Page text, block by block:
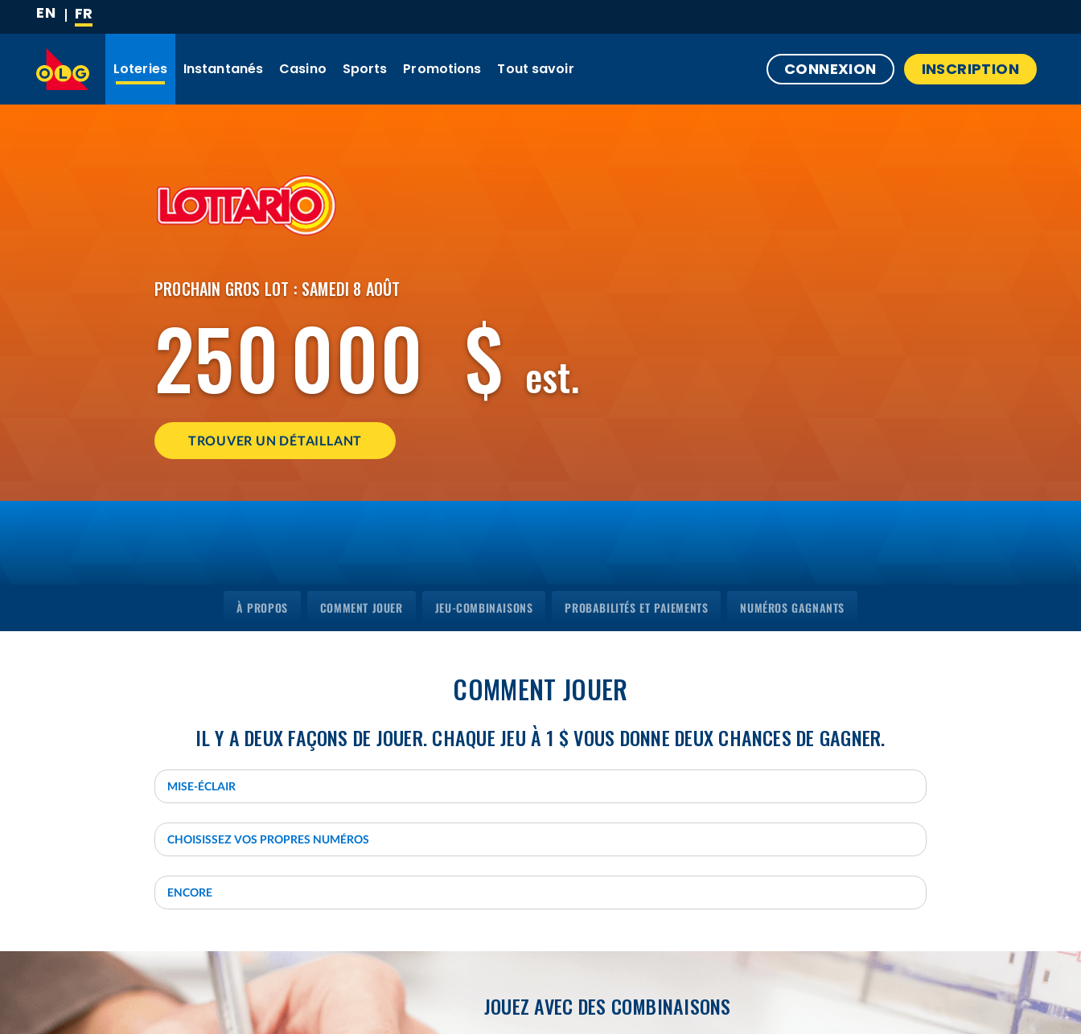
CONTENU
PRINCIPAL
EN FR
(LANGUE
Loteries Instantanés Casino Sports Promotions Tout savoir CONNEXION INSCRIPTION
PROCHAIN GROS LOT : SAMEDI 8 AOÛT
250 000 $est.
TROUVER UN DÉTAILLANT
À PROPOS COMMENT JOUER JEU-COMBINAISONS PROBABILITÉS ET PAIEMENTS NUMÉROS GAGNANTS
COMMENT JOUER
IL Y A DEUX FAÇONS DE JOUER. CHAQUE JEU À 1 $ VOUS DONNE DEUX CHANCES DE GAGNER.
MISE-ÉCLAIR
CHOISISSEZ VOS PROPRES NUMÉROS
ENCORE
JOUEZ AVEC DES COMBINAISONS